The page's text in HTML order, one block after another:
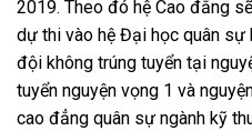
2019. Theo đó hệ Cao đẳng
dự thi vào hệ Đại học quân sự
đội không trúng tuyển tại
tuyển nguyện vọng 1 và
cao đẳng quân sự ngành kỹ